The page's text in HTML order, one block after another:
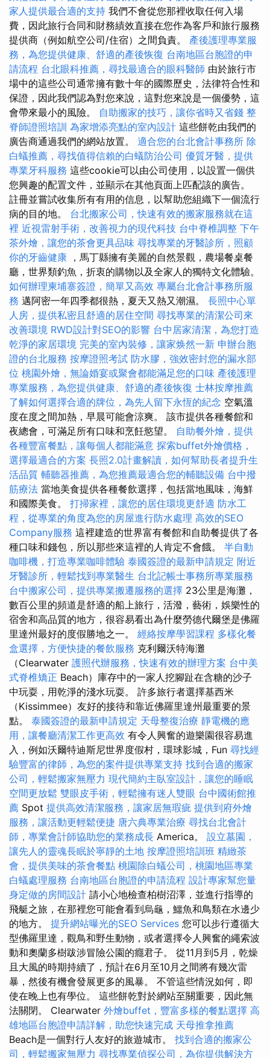
家人提供最合適的支持 我們不會從您那裡收取任何入場
費，因此旅行合同和財務績效直接在您作為客戶和旅行服務
提供商（例如航空公司/住宿）之間負責。 產後護理專業服
務，為您提供健康、舒適的產後恢復 台南地區台胞證的申
請流程 台北眼科推薦，尋找最適合的眼科醫師 由於旅行市
場中的這些公司通常擁有數十年的國際歷史，法律符合性和
保證，因此我們認為對您來說，這對您來說是一個優勢，這
會帶來最小的風險。 自助搬家的技巧，讓你省時又省錢 整
脊師證照培訓 為家增添亮點的室內設計 這些餅乾由我們的
廣告商通過我們的網站放置。 適合您的台北會計事務所 除
白蟻推薦，尋找值得信賴的白蟻防治公司 優質牙醫，提供
專業牙科服務 這些cookie可以由公司使用，以設置一個供
您興趣的配置文件，並顯示在其他頁面上匹配該的廣告。
註冊並嘗試收集所有有用的信息，以幫助您組織下一個流行
病的目的地。 台北搬家公司，快速有效的搬家服務就在這
裡 近視雷射手術，改善視力的現代科技 台中脊椎調整 下午
茶外燴，讓您的茶會更具品味 尋找專業的牙醫診所，照顧
你的牙齒健康 ，馬丁縣擁有美麗的自然景觀，農場餐桌餐
廳，世界類釣魚，折衷的購物以及全家人的獨特文化體驗。
如何辦理柬埔寨簽證，簡單又高效 專屬台北會計事務所服
務 邁阿密一年四季都很熱，夏天又熱又潮濕。 長照中心單
人房，提供私密且舒適的居住空間 尋找專業的清潔公司來
改善環境 RWD設計對SEO的影響 台中居家清潔，為您打造
乾淨的家居環境 完美的室內裝修，讓家焕然一新 申辦台胞
證的台北服務 按摩證照考試 防水膠，強效密封您的漏水部
位 桃園外燴，無論婚宴或聚會都能滿足您的口味 產後護理
專業服務，為您提供健康、舒適的產後恢復 士林按摩推薦
了解如何選擇合適的牌位，為先人留下永恆的紀念 空氣溫
度在度之間加熱，早晨可能會涼爽。 該市提供各種餐館和
夜總會，可滿足所有口味和烹飪慾望。 自助餐外燴，提供
各種豐富餐點，讓每個人都能滿意 探索buffet外燴價格，
選擇最適合的方案 長照2.0計畫解讀，如何幫助長者提升生
活品質 輔聽器推薦，為您推薦最適合您的輔聽設備 台中撥
筋療法 當地美食提供各種餐飲選擇，包括當地風味，海鮮
和國際美食。 打掃家裡，讓您的居住環境更舒適 防水工
程，從專業的角度為您的房屋進行防水處理 高效的SEO
Company服務 這裡建造的世界富有餐館和自助餐提供了各
種口味和錢包，所以那些來這裡的人肯定不會餓。 半自動
咖啡機，打造專業咖啡體驗 泰國簽證的最新申請規定 附近
牙醫診所，輕鬆找到專業醫生 台北記帳士事務所專業服務
台中搬家公司，提供專業搬遷服務的選擇 23公里是海灘，
數百公里的頻道是舒適的船上旅行，活潑，藝術，娛樂性的
宿舍和高品質的地方，很容易看出為什麼勞德代爾堡是佛羅
里達州最好的度假勝地之一。 經絡按摩學習課程 多樣化餐
盒選擇，方便快捷的餐飲服務 克利爾沃特海灘
（Clearwater 護照代辦服務，快速有效的辦理方案 台中美
式脊椎矯正 Beach）庫存中的一家人挖腳趾在含糖的沙子
中玩耍，用乾淨的淺水玩耍。 許多旅行者選擇基西米
（Kissimmee）友好的接待和靠近佛羅里達州最重要的景
點。 泰國簽證的最新申請規定 天母整復治療 靜電機的應
用，讓餐廳清潔工作更高效 有令人興奮的遊樂園很容易進
入，例如沃爾特迪斯尼世界度假村，環球影城，Fun 尋找經
驗豐富的律師，為您的案件提供專業支持 找到合適的搬家
公司，輕鬆搬家無壓力 現代簡約主臥室設計，讓您的睡眠
空間更放鬆 雙眼皮手術，輕鬆擁有迷人雙眼 台中國術館推
薦 Spot 提供高效清潔服務，讓家居無瑕疵 提供到府外燴
服務，讓活動更輕鬆便捷 唐六典專業治療 尋找台北會計
師，專業會計師協助您的業務成長 America。 設立墓園，
讓先人的靈魂長眠於寧靜的土地 按摩證照培訓班 精緻茶
會，提供美味的茶會餐點 桃園除白蟻公司，桃園地區專業
白蟻處理服務 台南地區台胞證的申請流程 設計專家幫您量
身定做的房間設計 請小心地檢查柏樹沼澤，並進行指導的
飛艇之旅，在那裡您可能會看到烏龜，鱷魚和鳥類在水邊少
的地方。 提升網站曝光的SEO Services 您可以步行遵循大
型佛羅里達，觀鳥和野生動物，或者選擇令人興奮的繩索波
動和奧蘭多樹跋涉冒險公園的癮君子。 從11月到5月，乾燥
且大風的時期持續了，預計在6月至10月之間將有幾次雷
暴，然後有機會發展更多的風暴。 不管這些情況如何，即
使在晚上也有學位。 這些餅乾對於網站至關重要，因此無
法關閉。 Clearwater 外燴buffet，豐富多樣的餐點選擇 高
雄地區台胞證申請詳解，助您快速完成 天母推拿推薦
Beach是一個對行人友好的旅遊城市。 找到合適的搬家公
司，輕鬆搬家無壓力 尋找專業偵探公司，為你提供解決方